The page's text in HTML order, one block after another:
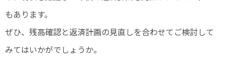
もあります。
ぜひ、残高確認と返済計画の見直しを合わせてご検討して
みてはいかがでしょうか。